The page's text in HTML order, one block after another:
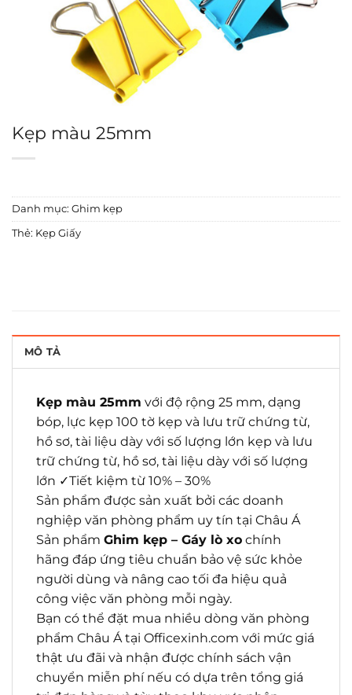
Kẹp màu 25mm
Danh mục: Ghim kẹp
Thẻ: Kẹp Giấy
MÔ TẢ
Kẹp màu 25mm với độ rộng 25 mm, dạng
bóp, lực kẹp 100 tờ kẹp và lưu trữ chứng từ,
hồ sơ, tài liệu dày với số lượng lớn kẹp và lưu
trữ chứng từ, hồ sơ, tài liệu dày với số lượng
lớn ✓Tiết kiệm từ 10% – 30%
Sản phẩm được sản xuất bởi các doanh
nghiệp văn phòng phẩm uy tín tại Châu Á
Sản phẩm Ghim kẹp – Gáy lò xo chính
hãng đáp ứng tiêu chuẩn bảo vệ sức khỏe
người dùng và nâng cao tối đa hiệu quả
công việc văn phòng mỗi ngày.
Bạn có thể đặt mua nhiều dòng văn phòng
phẩm Châu Á tại Officexinh.com với mức giá
thật ưu đãi và nhận được chính sách vận
chuyển miễn phí nếu có dựa trên tổng giá